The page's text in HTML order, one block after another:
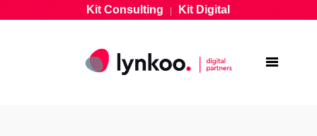
Kit Consulting|Kit Digital